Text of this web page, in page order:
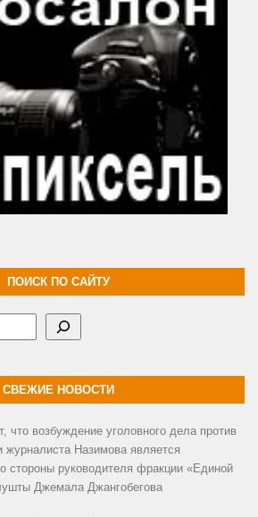
ПОИСК ПО САЙТУ
СВЕЖИЕ НОВОСТИ
что возбуждение уголовного дела против
журналиста Назимова является
стороны руководителя фракции «Единой
Джемала Джангобегова